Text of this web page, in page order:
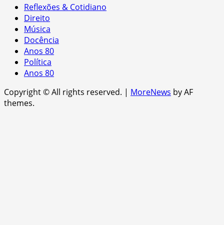
Reflexões & Cotidiano
Direito
Música
Docência
Anos 80
Política
Anos 80
Copyright © All rights reserved. | MoreNews by AF
themes.